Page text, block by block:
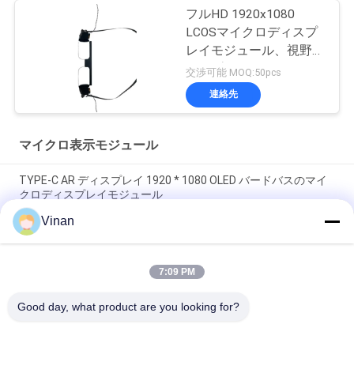
フルHD 1920x1080
LCOSマイクロディスプ
レイモジュール、視野角
40°、高コントラスト
200:1、AR/VRアプリケ
ーション向け
交渉可能 MOQ:50pcs
連絡先
マイクロ表示モジュール
TYPE-C AR ディスプレイ 1920 * 1080 OLED バードバスのマイ
クロディスプレイモジュール
完全なHDソニー0.7インチのMonocularスクリーンARのヘルメ
ットのための適用範囲が広いOLEDのマイクロ表示モジュール
ドライブ版のマイクロ表示モジュール、小型の0。7インチ1920
Vinan
7:09 PM
Good day, what product are you looking for?